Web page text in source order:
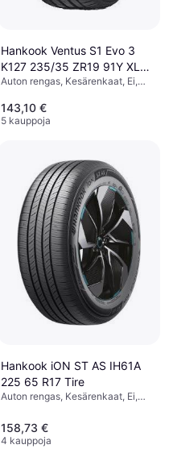
Hankook Ventus S1 Evo 3
K127 235/35 ZR19 91Y XL
RunFlat
Auton rengas, Kesärenkaat, Ei,
35 %, Nopeusindeksi Y (300 km/h)
143,10 €
5 kauppoja
Hankook iON ST AS IH61A
225 65 R17 Tire
Auton rengas, Kesärenkaat, Ei,
(240 km/h)
158,73 €
4 kauppoja